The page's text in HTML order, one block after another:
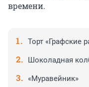
времени.
Торт «Графские
Шоколадная
«Муравейник»